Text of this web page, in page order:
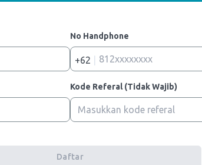
No Handphone
+62
Kode Referal (Tidak Wajib)
Daftar